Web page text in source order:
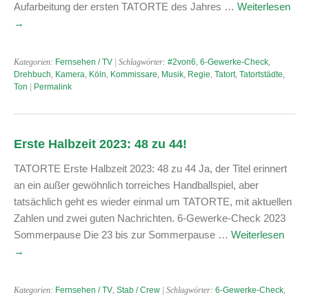
Aufarbeitung der ersten TATORTE des Jahres … Weiterlesen
→
Kategorien: Fernsehen / TV | Schlagwörter: #2von6, 6-Gewerke-Check,
Drehbuch, Kamera, Köln, Kommissare, Musik, Regie, Tatort, Tatortstädte,
Ton
Permalink
Erste Halbzeit 2023: 48 zu 44!
TATORTE Erste Halbzeit 2023: 48 zu 44 Ja, der Titel erinnert
an ein außer gewöhnlich torreiches Handballspiel, aber
tatsächlich geht es wieder einmal um TATORTE, mit aktuellen
Zahlen und zwei guten Nachrichten. 6-Gewerke-Check 2023
Sommerpause Die 23 bis zur Sommerpause … Weiterlesen
→
Kategorien: Fernsehen / TV, Stab / Crew | Schlagwörter: 6-Gewerke-Check,